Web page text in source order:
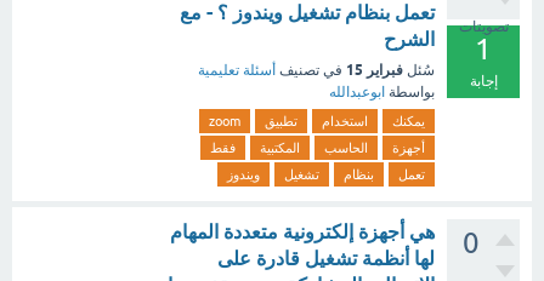
تصويتات
1
إجابة
تعمل بنظام تشغيل ويندوز ؟ - مع
الشرح
سُئل فبراير 15 في تصنيف أسئلة تعليمية
بواسطة ابوعبدالله
يمكنك استخدام تطبيق
zoom
أجهزة
الحاسب المكتبية
فقط
تعمل
بنظام تشغيل ويندوز
0
هي أجهزة إلكترونية متعددة المهام
لها أنظمة تشغيل قادرة على